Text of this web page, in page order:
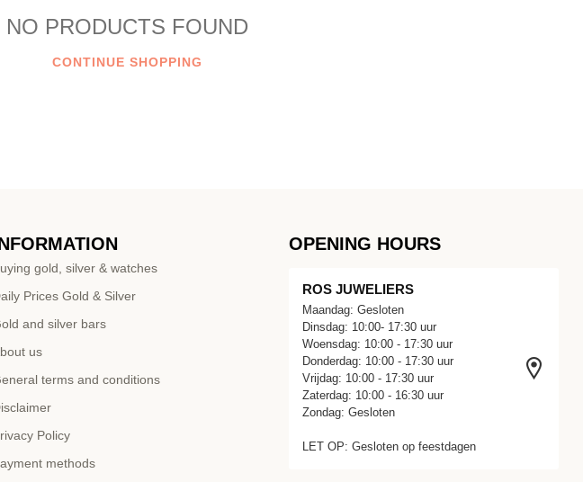
NO PRODUCTS FOUND
CONTINUE SHOPPING
gold, silver & watches
Prices Gold & Silver
and silver bars
us
terms and conditions
Policy
methods
OPENING HOURS
ROS JUWELIERS
Maandag: Gesloten
Dinsdag: 10:00- 17:30 uur
Woensdag: 10:00 - 17:30 uur
Donderdag: 10:00 - 17:30 uur
Vrijdag: 10:00 - 17:30 uur
Zaterdag: 10:00 - 16:30 uur
Zondag: Gesloten
LET OP: Gesloten op feestdagen